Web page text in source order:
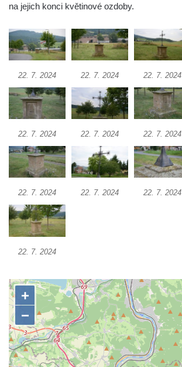
Boží muka u hřbitova v Římově
Centrální kříž hřbitova v Římově
Kříž na návsi v Dolním Třeboníně
Boží muka v Plavu
Kříž u Obrázku severovýchodně od
Práchně
Kříž na rozcestí u domu čp. 283 v Dolním
Podluží
Kříž u domu čp. 155 v Chřibské
Údajný kříž u domu čp. 283 ve Chřibské
Kříž jižně od Bukolu
Centrální kříž hřbitova v Hrobčicích
Kříž u silnice z Chouče do Mirošovic
Centrální kříž hřbitova v Chouči
Kříž na rozcestí v Záluží
Kříž v ulici V Zátiší v Dobříni
na jejich konci květinové ozdoby.
22. 7. 2024 22. 7. 2024 22. 7. 2024
22. 7. 2024 22. 7. 2024 22. 7. 2024
22. 7. 2024 22. 7. 2024 22. 7. 2024
22. 7. 2024